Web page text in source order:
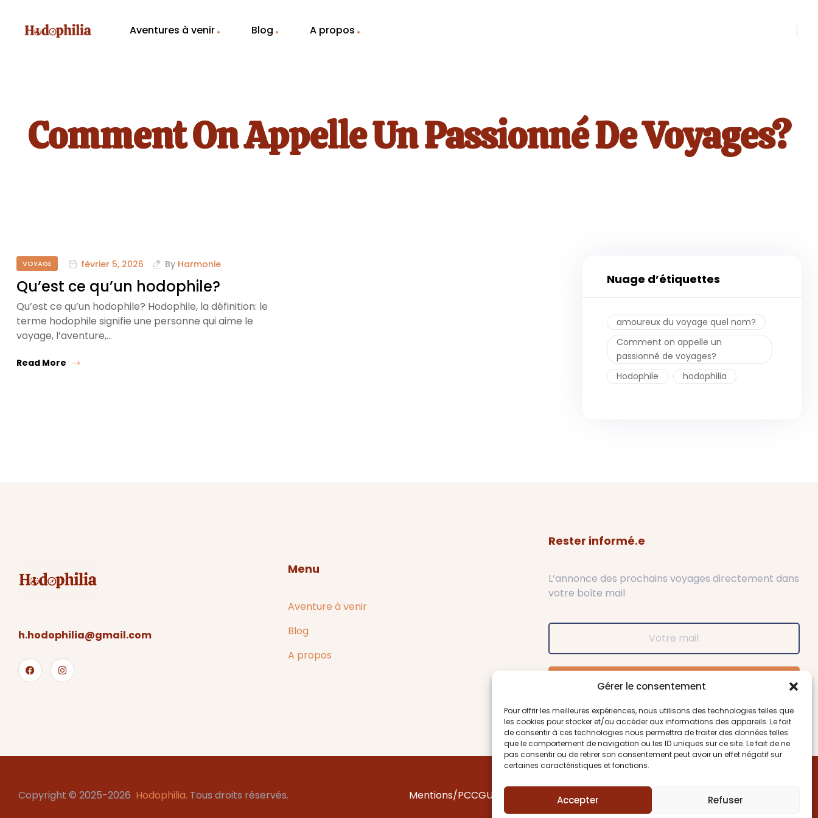
Gérer le consentement
Pour offrir les meilleures expériences, nous utilisons des technologies telles que
les cookies pour stocker et/ou accéder aux informations des appareils. Le fait
de consentir à ces technologies nous permettra de traiter des données telles
que le comportement de navigation ou les ID uniques sur ce site. Le fait de ne
pas consentir ou de retirer son consentement peut avoir un effet négatif sur
certaines caractéristiques et fonctions.
Accepter Refuser
Aventures à venir Blog A propos
Comment On Appelle Un Passionné De Voyages?
VOYAGE février 5, 2026 By Harmonie
Qu’est ce qu’un hodophile?
Qu’est ce qu’un hodophile? Hodophile, la définition: le
terme hodophile signifie une personne qui aime le
voyage, l’aventure,…
Read More
Nuage d’étiquettes
amoureux du voyage quel nom?
Comment on appelle un
passionné de voyages?
Hodophile
hodophilia
h.hodophilia@gmail.com
Menu
Aventure à venir
Blog
A propos
Rester informé.e
L’annonce des prochains voyages directement dans
votre boîte mail
Souscrire
Copyright © 2025-2026 Hodophilia. Tous droits réservés. Mentions/PCCGU/CGV Sitemap